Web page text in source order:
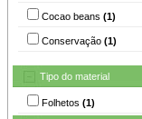
Cocao beans (1)
Conservação (1)
Tipo do material
Folhetos (1)